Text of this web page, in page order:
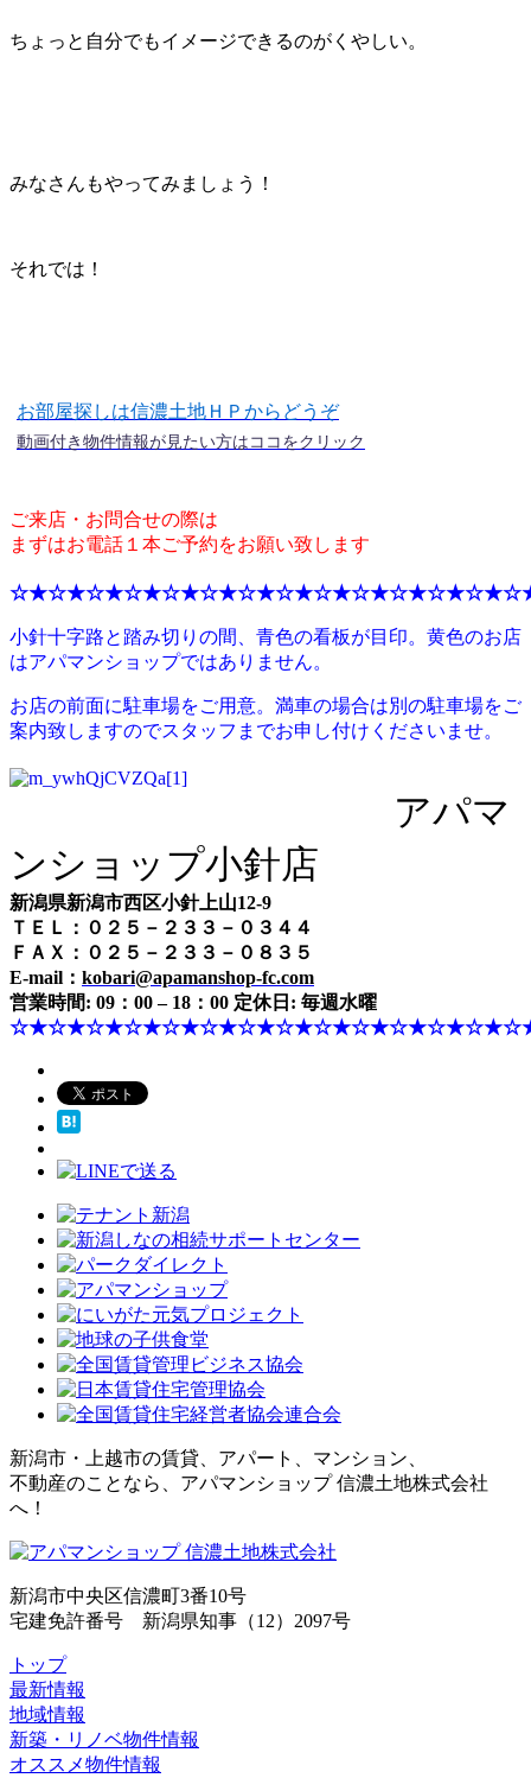
ちょっと自分でもイメージできるのがくやしい。
みなさんもやってみましょう！
それでは！
お部屋探しは信濃土地ＨＰからどうぞ
動画付き物件情報が見たい方はココをクリック
ご来店・お問合せの際は
まずはお電話１本ご予約をお願い致します
小針十字路と踏み切りの間、青色の看板が目印。黄色のお店
はアパマンショップではありません。
お店の前面に駐車場をご用意。満車の場合は別の駐車場をご
案内致しますのでスタッフまでお申し付けくださいませ。
アパマ
ンショップ小針店
新潟県新潟市西区小針上山12-9
ＴＥＬ：０２５－２３３－０３４４
ＦＡＸ：０２５－２３３－０８３５
E-mail： kobari@apamanshop-fc.com
営業時間: 09：00 – 18：00 定休日: 毎週水曜
新潟市・上越市の賃貸、アパート、マンション、
不動産のことなら、アパマンショップ 信濃土地株式会社
へ！
新潟市中央区信濃町3番10号
宅建免許番号 新潟県知事（12）2097号
トップ
最新情報
地域情報
新築・リノベ物件情報
オススメ物件情報